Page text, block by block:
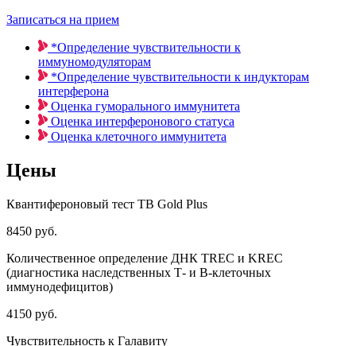
Записаться на прием
*Определение чувствительности к
иммуномодуляторам
*Определение чувствительности к индукторам
интерферона
Оценка гуморального иммунитета
Оценка интерферонового статуса
Оценка клеточного иммунитета
Цены
Квантифероновый тест TB Gold Plus
8450 руб.
Количественное определение ДНК TREC и KREC
(диагностика наследственных Т- и В-клеточных
иммунодефицитов)
4150 руб.
Чувствительность к Галавиту